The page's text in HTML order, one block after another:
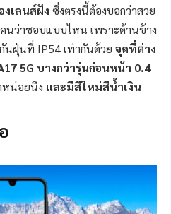
งเลนส์ฝัง ซึ่งตรงนี้ต้องบอกว่าสวย
นว่าชอบแบบไหน เพราะด้านข้าง
นฝุ่นที่ IP54 เท่ากันด้วย จุดที่ต่าง
5G บางกว่ารุ่นก่อนหน้า 0.4
หน่อยนึง และมีสีใหม่สีน้ำเงิน